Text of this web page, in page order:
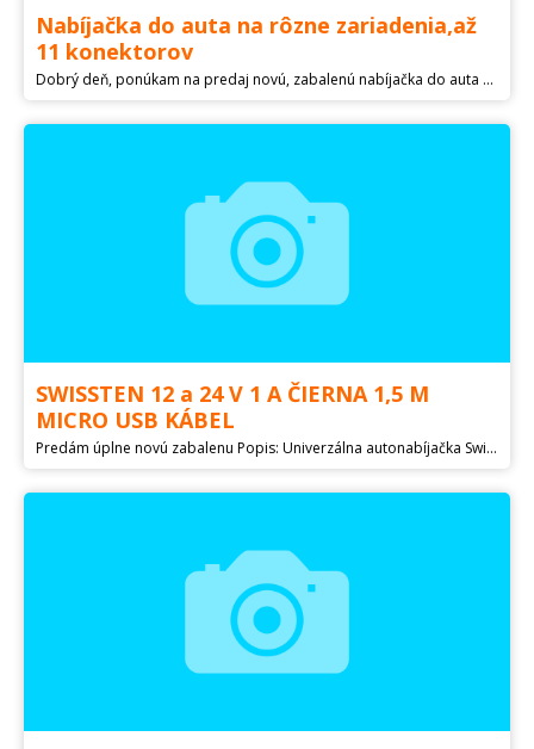
Nabíjačka do auta na rôzne zariadenia,až
11 konektorov
Dobrý deň, ponúkam na predaj novú, zabalenú nabíjačka do auta na rôzne zariadenia a mobilné telefony až 11 konektorov... (LG, NOKIA, MOTOROLA, SAMSUNG, SONY ERICSSON, SIEMENS, MINI USB , MP3/MP4) ...Cenu ponúknite...
SWISSTEN 12 a 24 V 1 A ČIERNA 1,5 M
MICRO USB KÁBEL
Predám úplne novú zabalenu Popis: Univerzálna autonabíjačka Swissten umožní nabíjanie mobilných telefónov, tabletov a iných zariadení, ktoré podporujú USB nabíjanie. Nabíjačka sa pripája do klasickej 12V alebo 24V autozásuvky a maximálny výstupný prúd pre nabíjanie je 1A. Nabíjačka je vybavená microUSB káblom. Farba čierna